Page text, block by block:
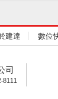
建達 數位
司
8111